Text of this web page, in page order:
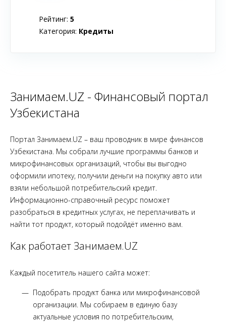
Рейтинг: 5
Категория: Кредиты
Занимаем.UZ - Финансовый портал
Узбекистана
Портал Занимаем.UZ – ваш проводник в мире финансов
Узбекистана. Мы собрали лучшие программы банков и
микрофинансовых организаций, чтобы вы выгодно
оформили ипотеку, получили деньги на покупку авто или
взяли небольшой потребительский кредит.
Информационно-справочный ресурс поможет
разобраться в кредитных услугах, не переплачивать и
найти тот продукт, который подойдёт именно вам.
Как работает Занимаем.UZ
Каждый посетитель нашего сайта может:
Подобрать продукт банка или микрофинансовой
организации. Мы собираем в единую базу
актуальные условия по потребительским,